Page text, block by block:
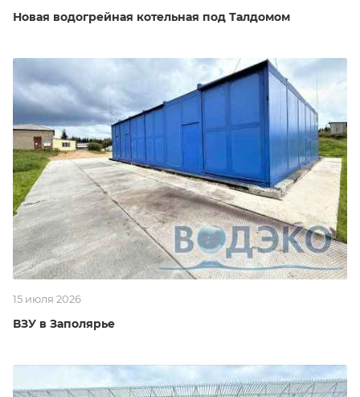
Новая водогрейная котельная под Талдомом
15 июля 2026
ВЗУ в Заполярье